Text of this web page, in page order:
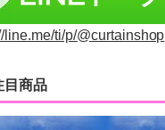
line.me/ti/p/@curtainshop
目商品